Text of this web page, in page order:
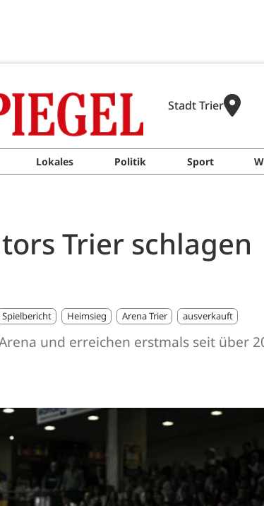
Stadt Trier
Lokales Politik Sport
Trier schlagen
Spielbericht Heimsieg Arena Trier ausverkauft
und erreichen erstmals seit über